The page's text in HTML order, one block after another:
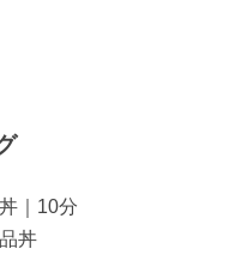
｜10分
丼